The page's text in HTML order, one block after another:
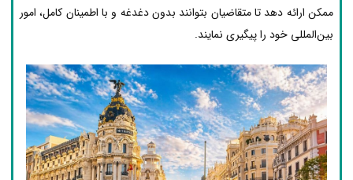
ممکن ارائه دهد تا متقاضیان بتوانند بدون دغدغه و با اطمینان کامل، امور
بین‌المللی خود را پیگیری نمایند.